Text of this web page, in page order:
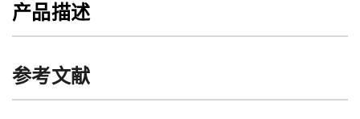
产品描述
参考文献